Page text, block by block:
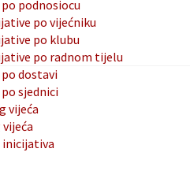
podnosiocu
po vijećniku
po klubu
po radnom tijelu
dostavi
sjednici
vijeća